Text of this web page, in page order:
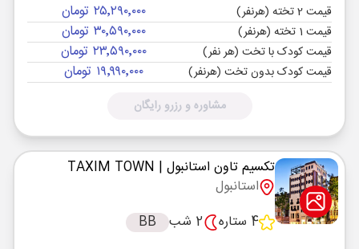
قیمت 2 تخته (هرنفر) ۲۵٬۲۹۰٬۰۰۰ تومان
قیمت 1 تخته (هرنفر) ۳۰٬۵۹۰٬۰۰۰ تومان
قیمت کودک با تخت (هر نفر) ۲۳٬۵۹۰٬۰۰۰ تومان
قیمت کودک بدون تخت (هرنفر) ۱۹٬۹۹۰٬۰۰۰ تومان
مشاوره و رزرو رایگان
تکسیم تاون استانبول | TAXIM TOWN
استانبول
4 ستاره
2 شب BB